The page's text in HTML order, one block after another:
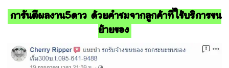
การันตีผลงาน5ดาว ด้วยคำชมจากลูกค้าที่ใช้บริการขน
ย้ายของ